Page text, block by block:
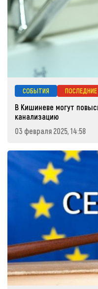
СОБЫТИЯ
В Кишиневе могут
канализацию
03 февраля 2025, 14:58